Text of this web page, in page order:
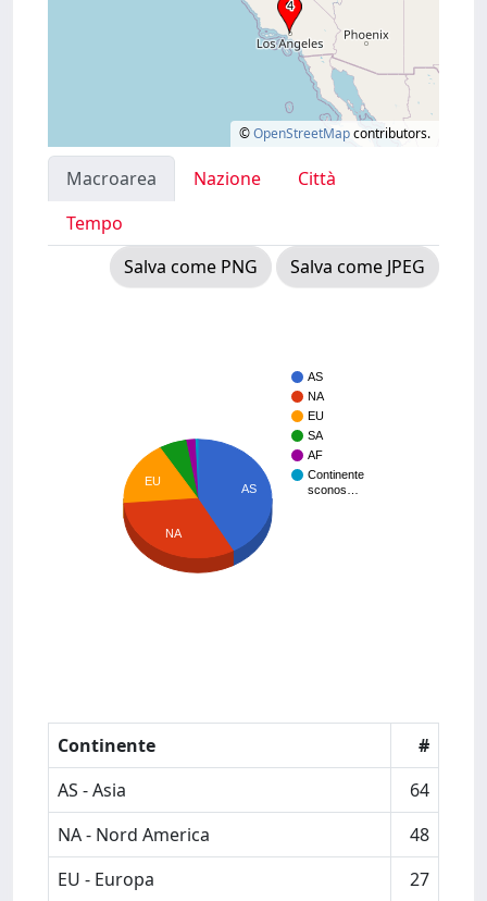
©OpenStreetMapcontributors.
Macroarea Nazione
Città
Tempo
Salva come PNG
Salva come JPEG
AS
NA
EU
SA
AF
Continente
sconos…
AS
EU
NA
Continente
#
AS - Asia
64
NA - Nord America
48
EU - Europa
27